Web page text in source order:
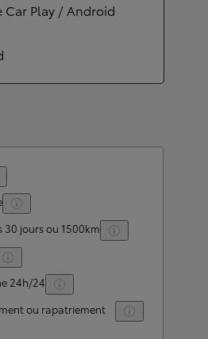
Play / Android
jours ou 1500km
24h/24
ou rapatriement